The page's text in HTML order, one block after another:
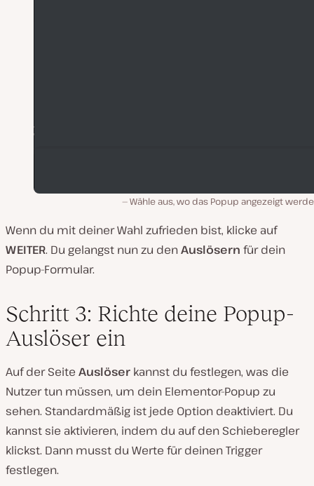
Wähle aus, wo das Popup angezeigt
Wenn du mit deiner Wahl zufrieden bist, klicke auf
WEITER. Du gelangst nun zu denAuslösern für dein
Popup-Formular.
Schritt 3: Richte deine Popup-
Auslöser ein
Auf der Seite Auslöser kannst du festlegen, was die
Nutzer tun müssen, um dein Elementor-Popup zu
sehen. Standardmäßig ist jede Option deaktiviert. Du
kannst sie aktivieren, indem du auf den Schieberegler
klickst. Dann musst du Werte für deinen Trigger
festlegen.